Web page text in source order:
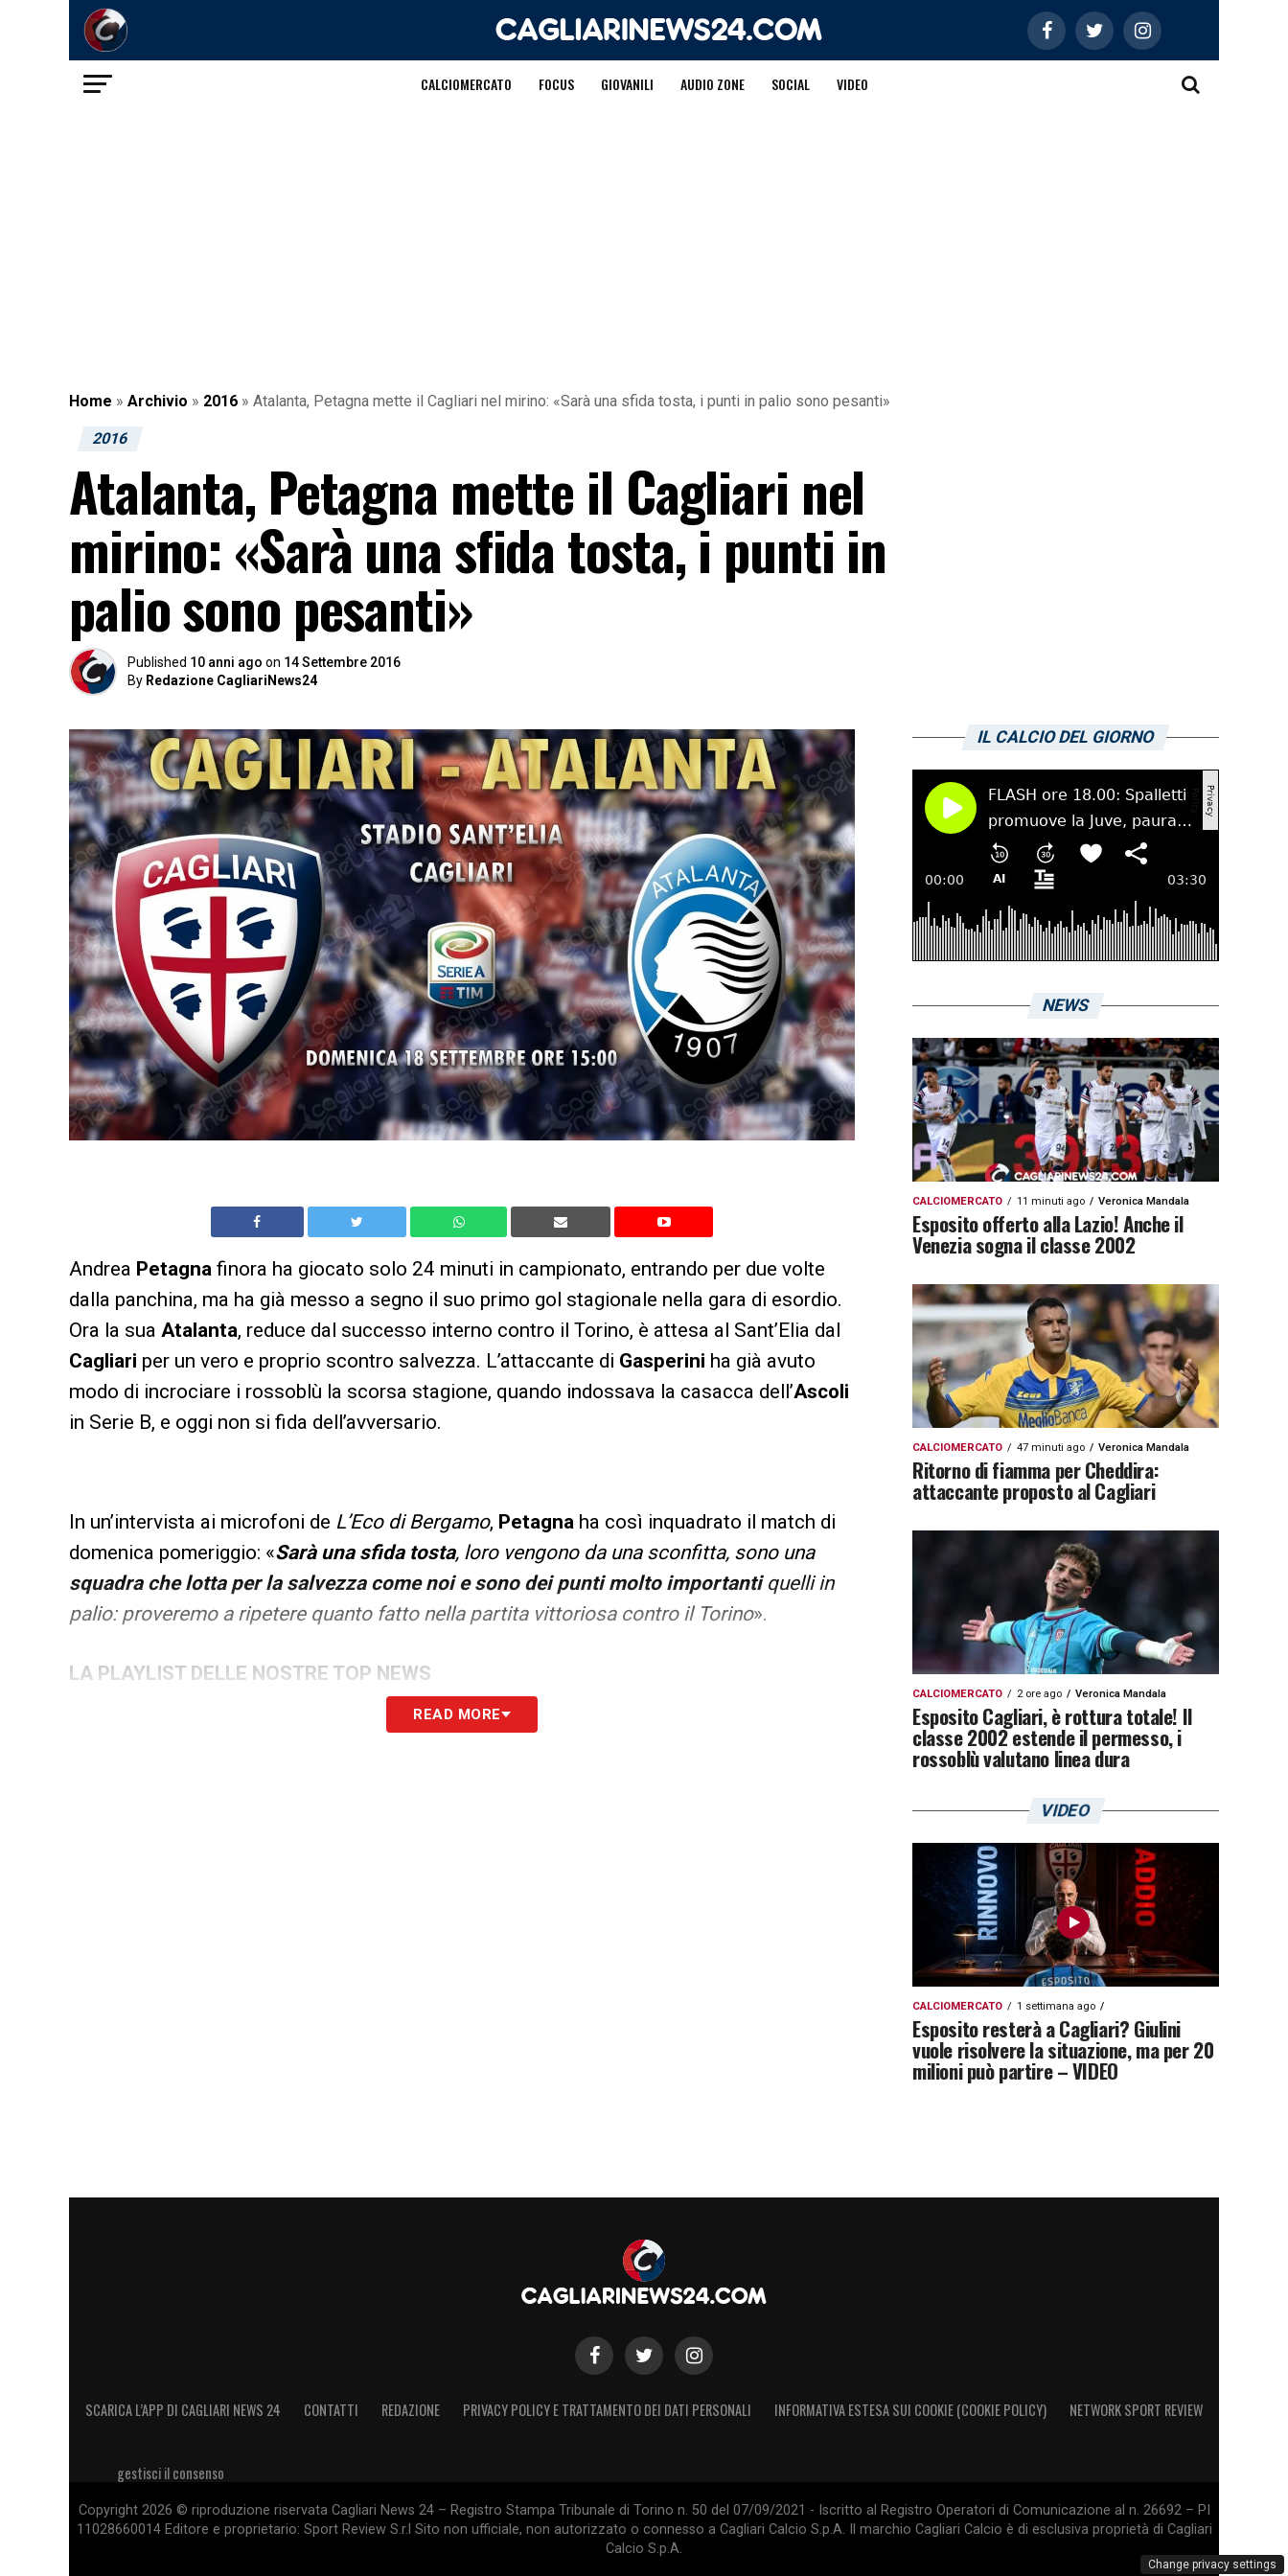
CALCIOMERCATO FOCUS GIOVANILI AUDIO ZONE SOCIAL VIDEO
Home » Archivio » 2016 » Atalanta, Petagna mette il Cagliari nel mirino: «Sarà una sfida tosta, i punti in palio sono pesanti»
2016
Atalanta, Petagna mette il Cagliari nel
mirino: «Sarà una sfida tosta, i punti in
palio sono pesanti»
Published 10 anni ago on 14 Settembre 2016
By Redazione CagliariNews24
Andrea Petagna finora ha giocato solo 24 minuti in campionato, entrando per due volte
dalla panchina, ma ha già messo a segno il suo primo gol stagionale nella gara di esordio.
Ora la sua Atalanta, reduce dal successo interno contro il Torino, è attesa al Sant’Elia dal
Cagliari per un vero e proprio scontro salvezza. L’attaccante di Gasperini ha già avuto
modo di incrociare i rossoblù la scorsa stagione, quando indossava la casacca dell’Ascoli
in Serie B, e oggi non si fida dell’avversario.
In un’intervista ai microfoni de L’Eco di Bergamo, Petagna ha così inquadrato il match di
domenica pomeriggio: «Sarà una sfida tosta, loro vengono da una sconfitta, sono una
squadra che lotta per la salvezza come noi e sono dei punti molto importantiquelli in
palio: proveremo a ripetere quanto fatto nella partita vittoriosa contro il Torino».
LA PLAYLIST DELLE NOSTRE TOP NEWS
READ MORE
IL CALCIO DEL GIORNO
NEWS
CALCIOMERCATO 11 minuti ago Veronica Mandala
Esposito offerto alla Lazio! Anche il
Venezia sogna il classe 2002
CALCIOMERCATO 47 minuti ago Veronica Mandala
Ritorno di fiamma per Cheddira:
attaccante proposto al Cagliari
CALCIOMERCATO 2 ore ago Veronica Mandala
Esposito Cagliari, è rottura totale! Il
classe 2002 estende il permesso, i
rossoblù valutano linea dura
VIDEO
CALCIOMERCATO 1 settimana ago
Esposito resterà a Cagliari? Giulini
vuole risolvere la situazione, ma per 20
milioni può partire – VIDEO
SCARICA L’APP DI CAGLIARI NEWS 24 CONTATTI REDAZIONE PRIVACY POLICY E TRATTAMENTO DEI DATI PERSONALI INFORMATIVA ESTESA SUI COOKIE (COOKIE POLICY) NETWORK SPORT REVIEW
gestisci il consenso
Copyright 2026 © riproduzione riservata Cagliari News 24 – Registro Stampa Tribunale di Torino n. 50 del 07/09/2021 - Iscritto al Registro Operatori di Comunicazione al n. 26692 – PI
11028660014 Editore e proprietario: Sport Review S.r.l Sito non ufficiale, non autorizzato o connesso a Cagliari Calcio S.p.A. Il marchio Cagliari Calcio è di esclusiva proprietà di Cagliari
Calcio S.p.A.
Change privacy settings